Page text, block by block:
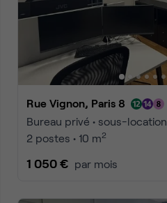
Rue Vignon, Paris 8
Bureau privé • sous-location
2 postes • 10 m2
1 050 € par mois